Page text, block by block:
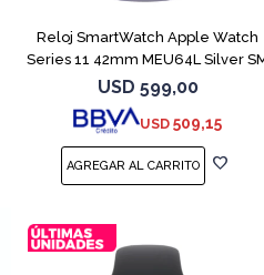
Reloj SmartWatch Apple Watch
Series 11 42mm MEU64L Silver
USD 599,00
USD 509,15